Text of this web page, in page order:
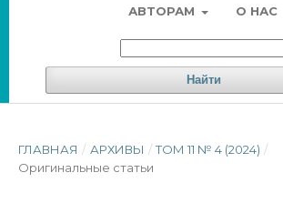
АВТОРАМ О НАС
Найти
ГЛАВНАЯ / АРХИВЫ / ТОМ 11 № 4 (2024) /
Оригинальные статьи